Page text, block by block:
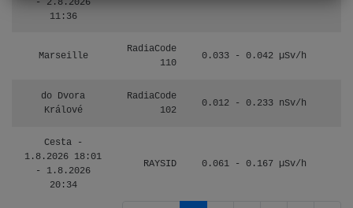
- 2.8.2026
11:36
Marseille
RadiaCode
110
0.033 - 0.042 µSv/h
do Dvora
Králové
RadiaCode
102
0.012 - 0.233 nSv/h
Cesta -
1.8.2026 18:01
- 1.8.2026
20:34
RAYSID 0.061 - 0.167 µSv/h